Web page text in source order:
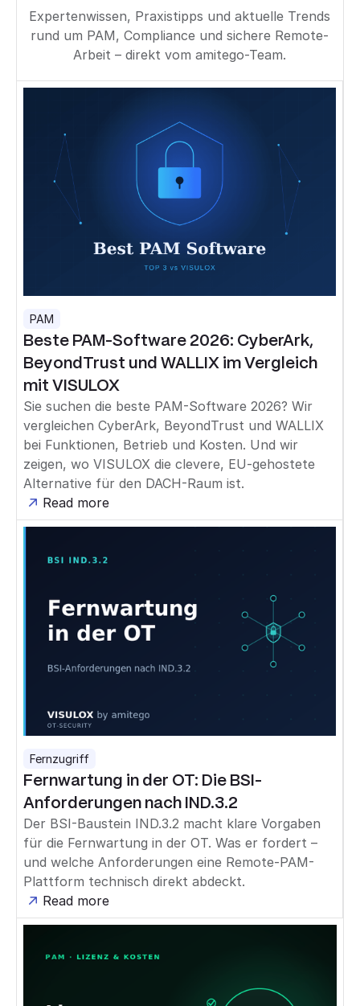
Expertenwissen, Praxistipps und aktuelle Trends
rund um PAM, Compliance und sichere Remote-
Arbeit – direkt vom amitego-Team.
PAM
Beste PAM-Software 2026: CyberArk,
BeyondTrust und WALLIX im Vergleich
mit VISULOX
Sie suchen die beste PAM-Software 2026? Wir
vergleichen CyberArk, BeyondTrust und WALLIX
bei Funktionen, Betrieb und Kosten. Und wir
zeigen, wo VISULOX die clevere, EU-gehostete
Alternative für den DACH-Raum ist.
Read more
Fernzugriff
Fernwartung in der OT: Die BSI-
Anforderungen nach IND.3.2
Der BSI-Baustein IND.3.2 macht klare Vorgaben
für die Fernwartung in der OT. Was er fordert –
und welche Anforderungen eine Remote-PAM-
Plattform technisch direkt abdeckt.
Read more